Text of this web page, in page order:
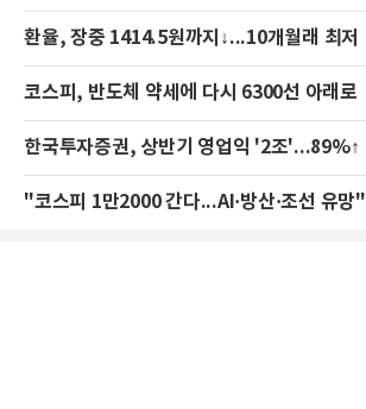
환율, 장중 1414.5원까지↓...10개월래 최저
코스피, 반도체 약세에 다시 6300선 아래로
한국투자증권, 상반기 영업익 '2조'...89%↑
"코스피 1만2000 간다...AI·방산·조선 유망"